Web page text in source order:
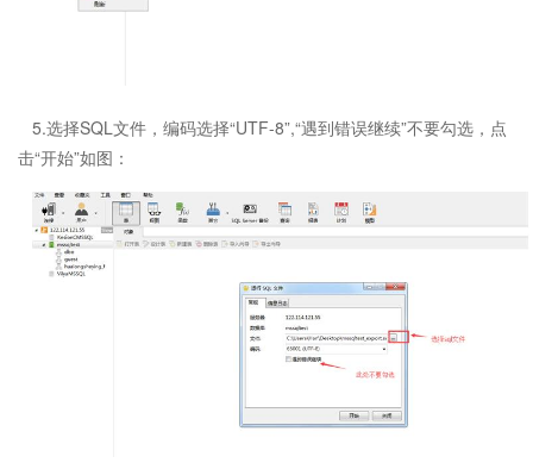
5.选择SQL文件，编码选择“UTF-8”,“遇到错误继续”不要勾选，点
击“开始”如图：